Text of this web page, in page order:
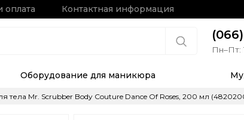
оплата Контактная информация
Пн–Пт:
Оборудование для маникюра
тела Mr. Scrubber Body Couture Dance Of Roses, 200 мл